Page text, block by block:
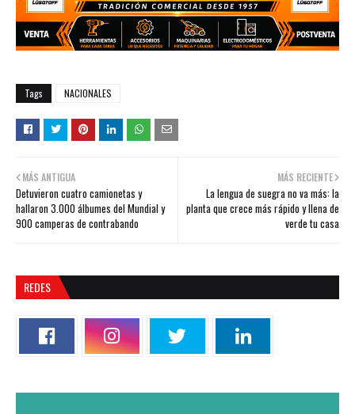
Tags NACIONALES
MÁS RECIENTE
La lengua de suegra no va más: la
planta que crece más rápido y llena de
verde tu casa
MÁS ANTIGUA
Detuvieron cuatro camionetas y
hallaron 3.000 álbumes del Mundial y
900 camperas de contrabando
REDES